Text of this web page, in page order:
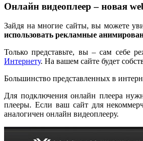
Онлайн видеоплеер – новая
Зайдя на многие сайты, вы можете
использовать рекламные
Только представьте, вы – сам себе
Интернету. На вашем сайте будет
Большинство представленных в
Для подключения онлайн плеера
плееры. Если ваш сайт для
аналогичен онлайн видеоплееру.